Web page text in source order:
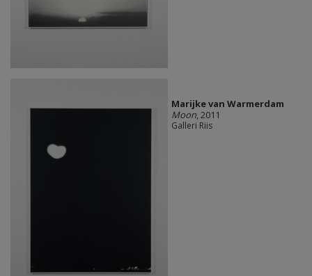
Marijke van Warmerdam
Moon, 2011
Galleri Riis